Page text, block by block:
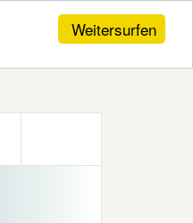
Weitersurfen